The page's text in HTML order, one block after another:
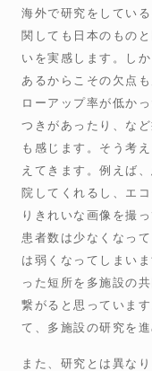
海外で研究をしてい
関しても日本のもの
いを実感します。し
あるからこその欠点
ローアップ率が低か
つきがあったり、な
も感じます。そう考
えてきます。例えば
院してくれるし、エ
りきれいな画像を撮
患者数は少なくなっ
は弱くなってしまい
った短所を多施設の
繋がると思っていま
て、多施設の研究を
また、研究とは異な